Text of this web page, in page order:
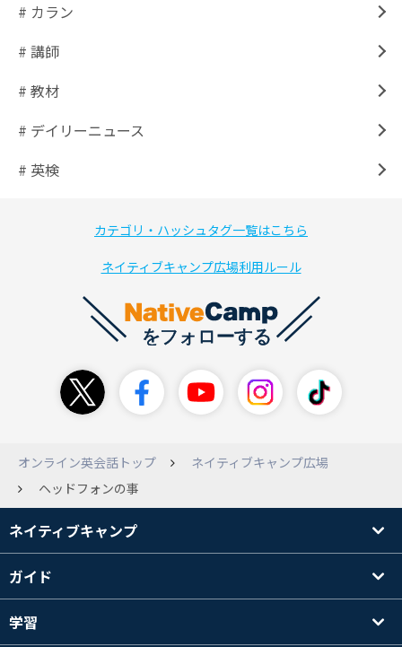
# カラン
# 講師
# 教材
# デイリーニュース
# 英検
カテゴリ・ハッシュタグ一覧はこちら
ネイティブキャンプ広場利用ルール
オンライン英会話トップ
ネイティブキャンプ広場
ヘッドフォンの事
ネイティブキャンプ
ガイド
学習